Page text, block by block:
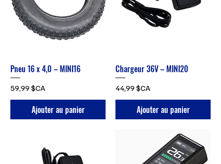
Pneu 16 x 4,0 – MINI16
Prix
59,99 $CA
Ajouter au panier
Chargeur 36V – MINI20
Prix
44,99 $CA
Ajouter au panier